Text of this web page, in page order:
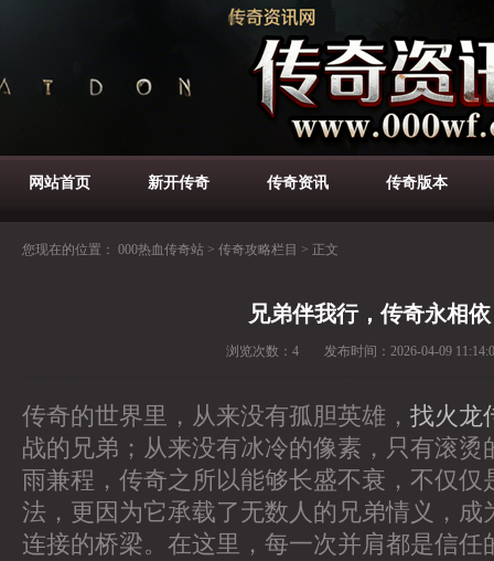
网站首页 新开传奇 传奇资讯 传奇版本
您现在的位置： 000热血传奇站 > 传奇攻略栏目 > 正文
兄弟伴我行，传奇永相依
浏览次数： 4 发布时间： 2026-04-09
传奇的世界里，从来没有孤胆英雄， 找火龙
战的兄弟；从来没有冰冷的像素，只有滚烫
雨兼程，传奇之所以能够长盛不衰，不仅仅
法，更因为它承载了无数人的兄弟情义，成
连接的桥梁。在这里，每一次并肩都是信任